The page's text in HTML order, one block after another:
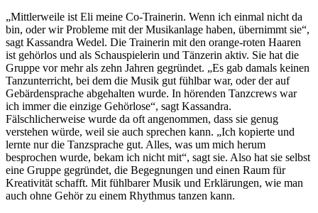
„Mittlerweile ist Eli meine Co-Trainerin. Wenn ich einmal nicht da
bin, oder wir Probleme mit der Musikanlage haben, übernimmt sie“,
sagt Kassandra Wedel. Die Trainerin mit den orange-roten Haaren
ist gehörlos und als Schauspielerin und Tänzerin aktiv. Sie hat die
Gruppe vor mehr als zehn Jahren gegründet. „Es gab damals keinen
Tanzunterricht, bei dem die Musik gut fühlbar war, oder der auf
Gebärdensprache abgehalten wurde. In hörenden Tanzcrews war
ich immer die einzige Gehörlose“, sagt Kassandra.
Fälschlicherweise wurde da oft angenommen, dass sie genug
verstehen würde, weil sie auch sprechen kann. „Ich kopierte und
lernte nur die Tanzsprache gut. Alles, was um mich herum
besprochen wurde, bekam ich nicht mit“, sagt sie. Also hat sie selbst
eine Gruppe gegründet, die Begegnungen und einen Raum für
Kreativität schafft. Mit fühlbarer Musik und Erklärungen, wie man
auch ohne Gehör zu einem Rhythmus tanzen kann.